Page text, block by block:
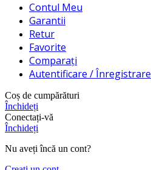
Contul Meu
Garantii
Retur
Favorite
Comparați
Autentificare / Înregistrare
Coș de cumpărături
Închideți
Conectați-vă
Închideți
Nu aveți încă un cont?